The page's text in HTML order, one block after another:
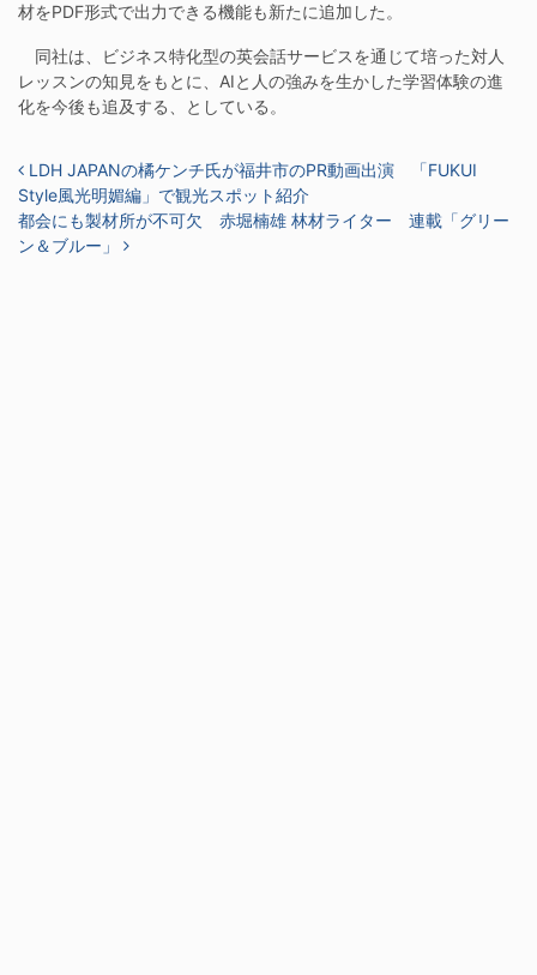
材をPDF形式で出力できる機能も新たに追加した。
同社は、ビジネス特化型の英会話サービスを通じて培った対人
レッスンの知見をもとに、AIと人の強みを生かした学習体験の進
化を今後も追及する、としている。
投稿ナビゲーション
LDH JAPANの橘ケンチ氏が福井市のPR動画出演 「FUKUI
Style風光明媚編」で観光スポット紹介
都会にも製材所が不可欠 赤堀楠雄 林材ライター 連載「グリー
ン＆ブルー」